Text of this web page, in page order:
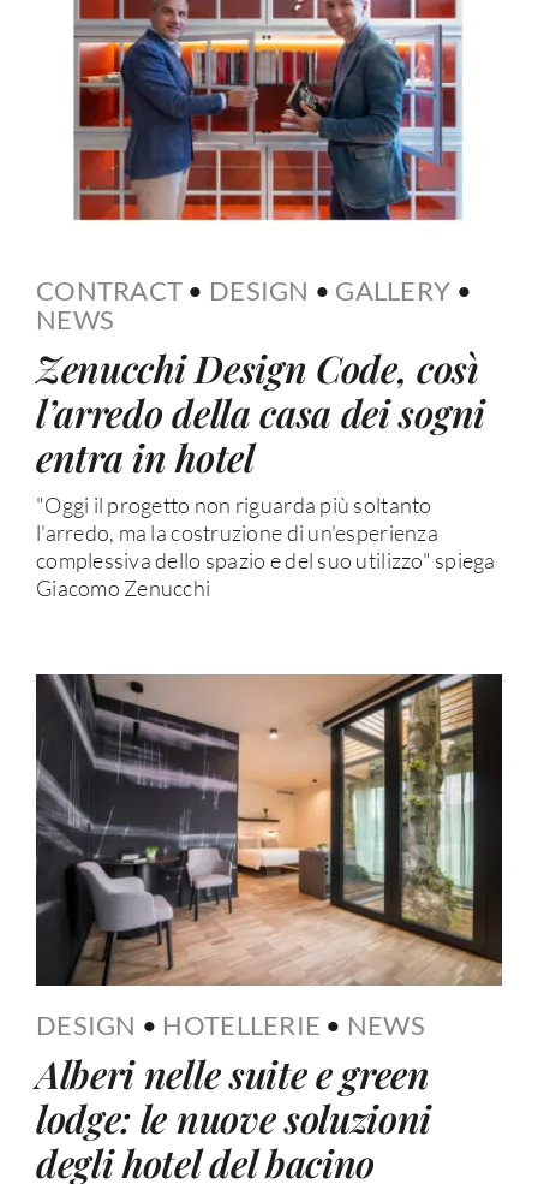
CONTRACT • DESIGN • GALLERY •
NEWS
Zenucchi Design Code, così
l’arredo della casa dei sogni
entra in hotel
"Oggi il progetto non riguarda più soltanto
l'arredo, ma la costruzione di un'esperienza
complessiva dello spazio e del suo utilizzo" spiega
Giacomo Zenucchi
DESIGN • HOTELLERIE • NEWS
Alberi nelle suite e green
lodge: le nuove soluzioni
degli hotel del bacino